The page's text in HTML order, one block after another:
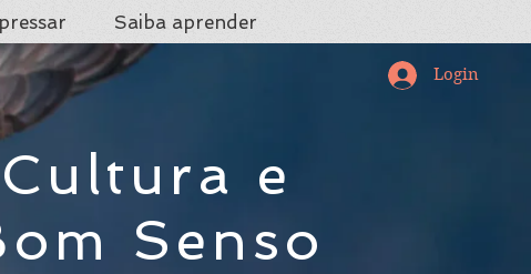
Login
Cultura e
Senso
Saiba aprender